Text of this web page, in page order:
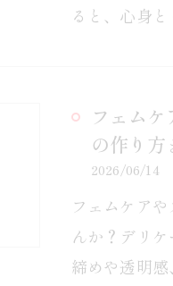
ると、心身
フェム
の作り
2026/06/14
フェムケア
んか？デリ
締めや透明